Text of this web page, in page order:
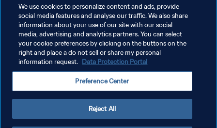
We use cookies to personalize content and ads, provide
social media features and analyse our traffic. We also share
information about your use of our site with our social
media, advertising and analytics partners. You can select
your cookie preferences by clicking on the buttons on the
right and place a do not sell or share my personal
information request. Data Protection Portal
Preference Center
Reject All